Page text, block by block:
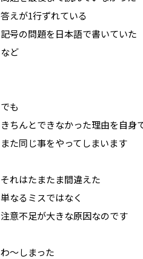
答えが1行ずれている
記号の問題を日本語で書いていた
など
でも
きちんとできなかった理由を自身
また同じ事をやってしまいます
それはたまたま間違えた
単なるミスではなく
注意不足が大きな原因なのです
わ～しまった